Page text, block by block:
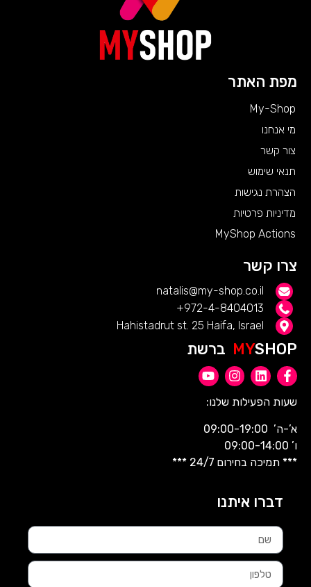
מפת האתר
My-Shop
מי אנחנו
צור קשר
תנאי שימוש
הצהרת נגישות
מדיניות פרטיות
MyShop Actions
צרו קשר
natalis@my-shop.co.il
972-4-8404013+
Hahistadrut st. 25 Haifa, Israel
MYSHOP ברשת
שעות הפעילות שלנו:
א’-ה’ 09:00-19:00
ו’ 09:00-14:00
*** תמיכה בחירום 24/7 ***
דברו איתנו